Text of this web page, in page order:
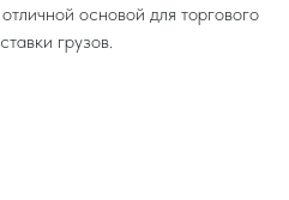
основой для торгового
грузов.